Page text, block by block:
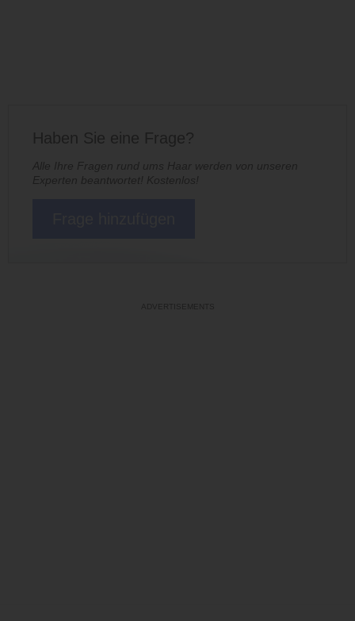
Haben Sie eine Frage?
Alle Ihre Fragen rund ums Haar werden von unseren
Experten beantwortet! Kostenlos!